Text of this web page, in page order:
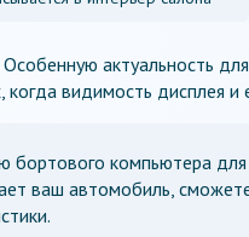
актуальность
видимость дисплея
компьютера для
ваш автомобиль,